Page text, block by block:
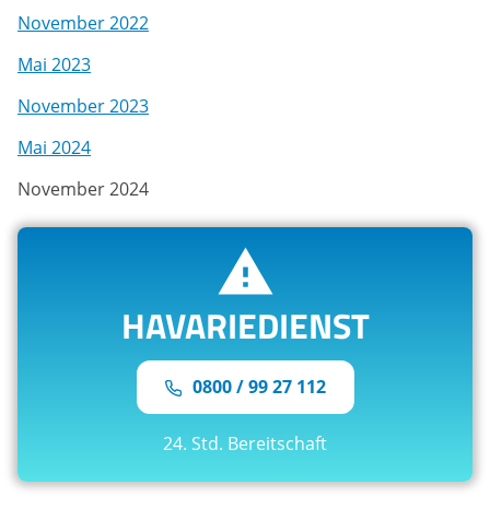
November 2022
Mai 2023
November 2023
Mai 2024
November 2024
HAVARIEDIENST
0800 / 99 27 112
24. Std. Bereitschaft